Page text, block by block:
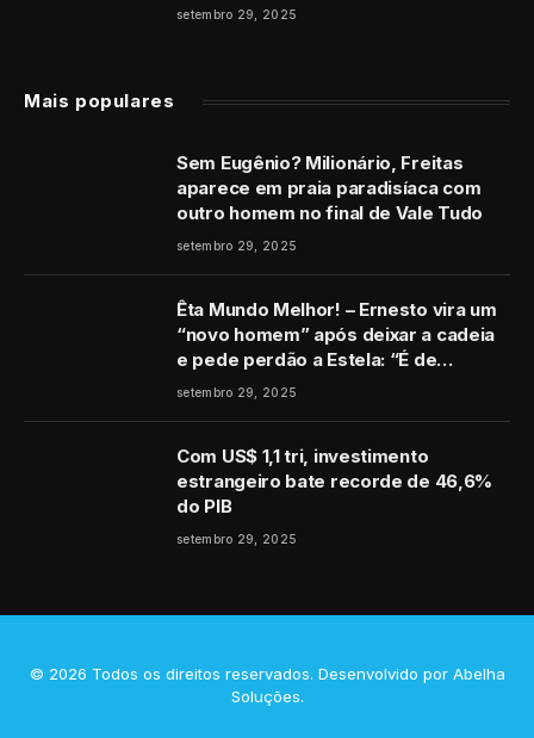
setembro 29, 2025
Mais populares
Sem Eugênio? Milionário, Freitas
aparece em praia paradisíaca com
outro homem no final de Vale Tudo
setembro 29, 2025
Êta Mundo Melhor! – Ernesto vira um
“novo homem” após deixar a cadeia
e pede perdão a Estela: “É de
coração”
setembro 29, 2025
Com US$ 1,1 tri, investimento
estrangeiro bate recorde de 46,6%
do PIB
setembro 29, 2025
© 2026 Todos os direitos reservados. Desenvolvido por Abelha
Soluções.